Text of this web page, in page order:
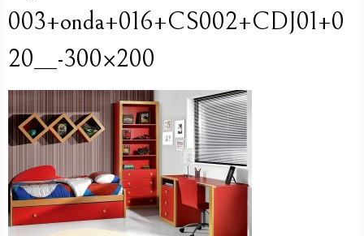
003+onda+016+CS002+CDJ01+0
20__-300×200